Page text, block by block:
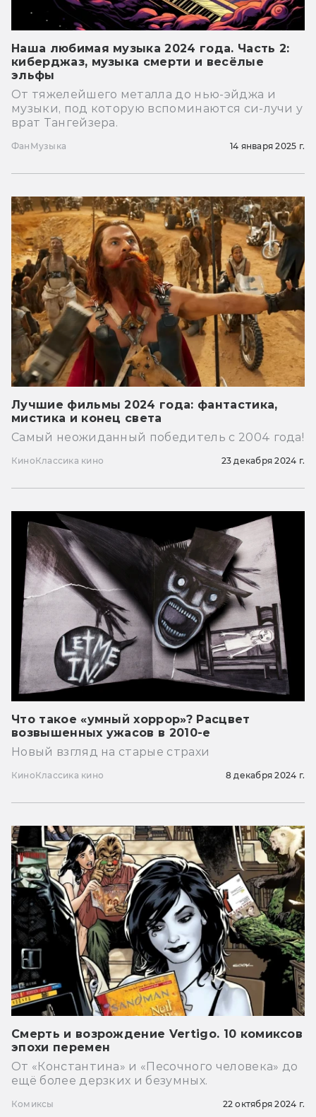
Наша любимая музыка 2024 года. Часть 2:
киберджаз, музыка смерти и весёлые
эльфы
От тяжелейшего металла до нью-эйджа и
музыки, под которую вспоминаются си-лучи у
врат Тангейзера.
Фан Музыка 14 января 2025 г.
Лучшие фильмы 2024 года: фантастика,
мистика и конец света
Самый неожиданный победитель с 2004 года!
КиноКлассика кино 23 декабря 2024 г.
Что такое «умный хоррор»? Расцвет
возвышенных ужасов в 2010-е
Новый взгляд на старые страхи
КиноКлассика кино 8 декабря 2024 г.
Смерть и возрождение Vertigo. 10 комиксов
эпохи перемен
От «Константина» и «Песочного человека» до
ещё более дерзких и безумных.
Комиксы 22 октября 2024 г.